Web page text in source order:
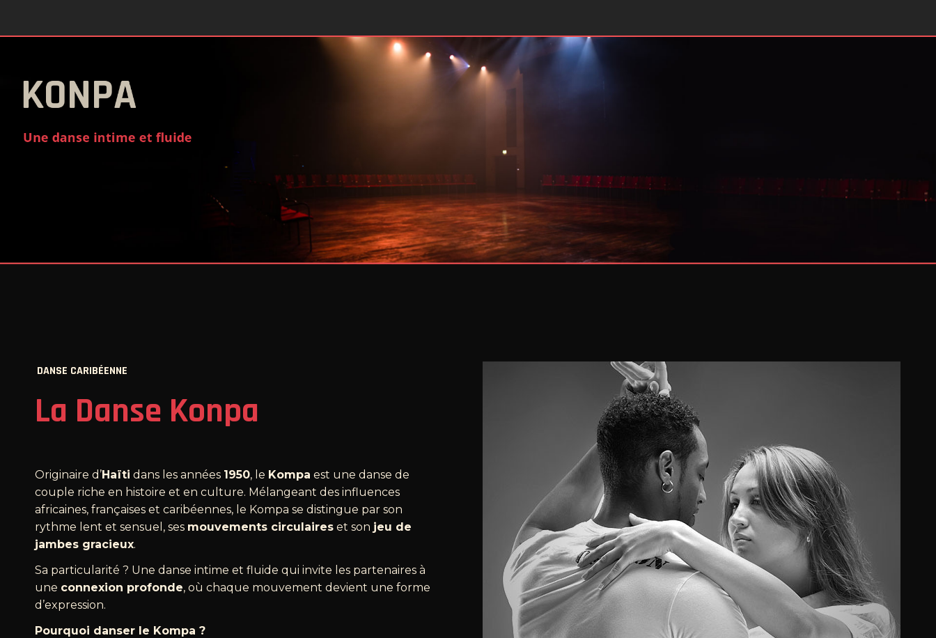
KONPA
Une danse intime et fluide
DANSE CARIBÉENNE
La Danse Konpa
Originaire d’Haïti dans les années 1950, le Kompa est une danse de
couple riche en histoire et en culture. Mélangeant des influences
africaines, françaises et caribéennes, le Kompa se distingue par son
rythme lent et sensuel, ses mouvements circulaires et son jeu de
jambes gracieux.
Sa particularité ? Une danse intime et fluide qui invite les partenaires à
une connexion profonde, où chaque mouvement devient une forme
d’expression.
Pourquoi danser le Kompa ?